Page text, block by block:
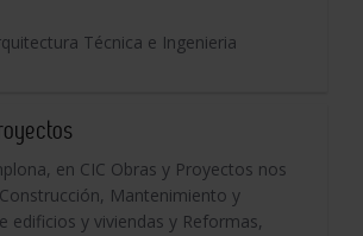
Técnica e Ingenieria
en CIC Obras y Proyectos nos
Mantenimiento y
edificios y viviendas y Reformas,